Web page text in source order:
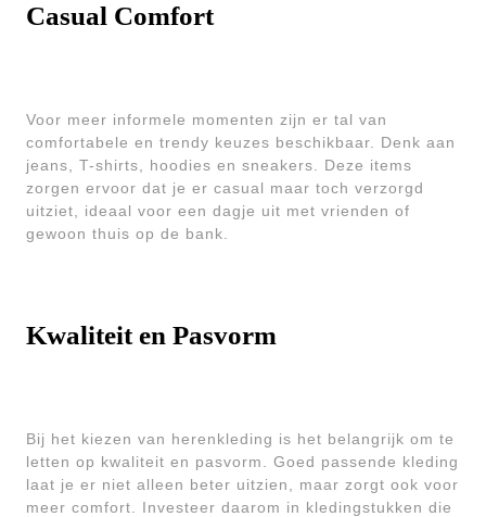
Casual Comfort
Voor meer informele momenten zijn er tal van
comfortabele en trendy keuzes beschikbaar. Denk aan
jeans, T-shirts, hoodies en sneakers. Deze items
zorgen ervoor dat je er casual maar toch verzorgd
uitziet, ideaal voor een dagje uit met vrienden of
gewoon thuis op de bank.
Kwaliteit en Pasvorm
Bij het kiezen van herenkleding is het belangrijk om te
letten op kwaliteit en pasvorm. Goed passende kleding
laat je er niet alleen beter uitzien, maar zorgt ook voor
meer comfort. Investeer daarom in kledingstukken die